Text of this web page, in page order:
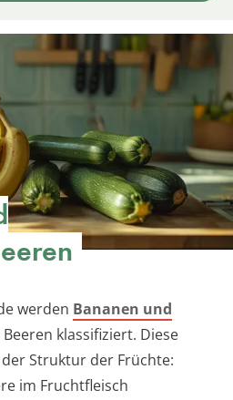
werden Bananen und
klassifiziert. Diese
Struktur der Früchte:
im Fruchtfleisch